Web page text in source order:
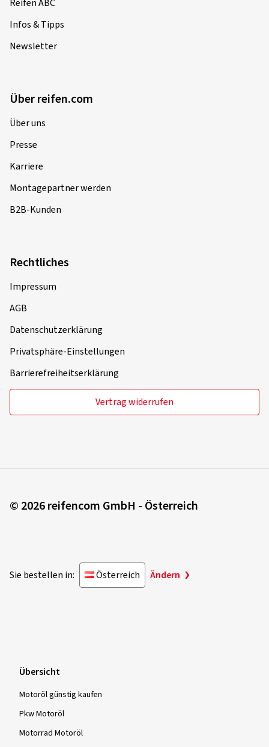
Reifen ABC
Infos & Tipps
Newsletter
Über reifen.com
Über uns
Presse
Karriere
Montagepartner werden
B2B-Kunden
Rechtliches
Impressum
AGB
Datenschutzerklärung
Privatsphäre-Einstellungen
Barrierefreiheitserklärung
Vertrag widerrufen
© 2026 reifencom GmbH - Österreich
Sie bestellen in: Österreich Ändern
Übersicht
Motoröl günstig kaufen
Pkw Motoröl
Motorrad Motoröl